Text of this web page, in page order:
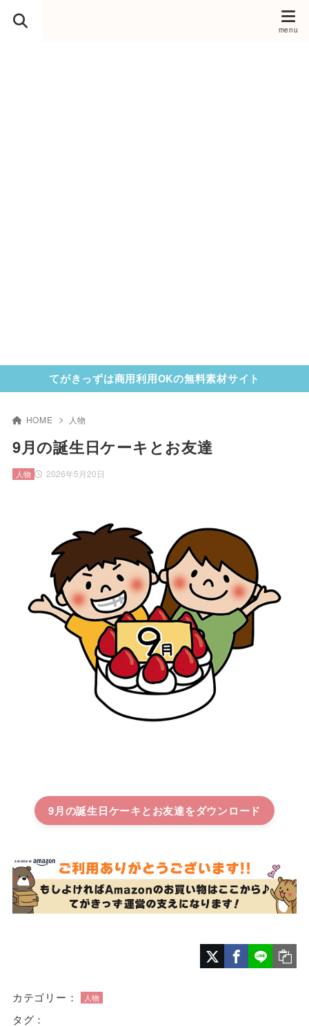
てがきっずは商用利用OKの無料素材サイト
HOME 人物
9月の誕生日ケーキとお友達
2026年5月20日
人物
9月の誕生日ケーキとお友達
カテゴリー： 人物
タグ：